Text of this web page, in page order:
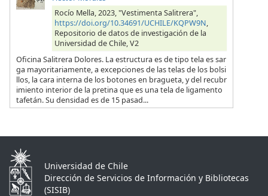
Rocío Mella, 2023, "Vestimenta Salitrera",
https://doi.org/10.34691/UCHILE/KQPW9N,
Repositorio de datos de investigación de la
Universidad de Chile, V2
Oficina Salitrera Dolores. La estructura es de tipo tela es sar
ga mayoritariamente, a excepciones de las telas de los bolsi
llos, la cara interna de los botones en bragueta, y del recubr
imiento interior de la pretina que es una tela de ligamento
tafetán. Su densidad es de 15 pasad...
Universidad de Chile
Dirección de Servicios de Información y Bibliotecas
(SISIB)